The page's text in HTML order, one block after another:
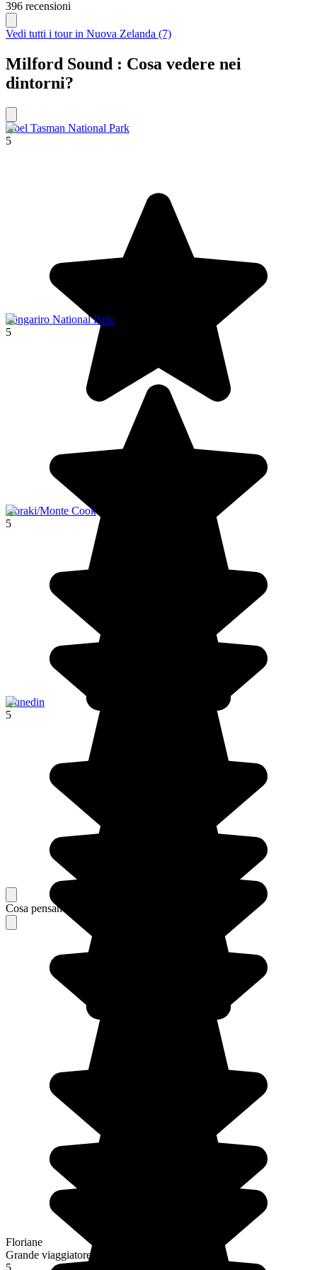
396 recensioni
Vedi tutti i tour in Nuova Zelanda (7)
Milford Sound : Cosa vedere nei
dintorni?
Abel Tasman National Park
5
Tongariro National Park
5
Aoraki/Monte Cook
5
Dunedin
5
Cosa pensano i nostri viaggiatori del loro soggiorno
Floriane
Grande viaggiatore
5